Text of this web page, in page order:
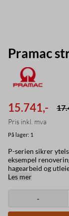
Pramac
15.741,-
Pris inkl. mva
På lager: 1
P-serien sikrer
eksempel
hagearbeid og utleiefirmaer. Kompakt og
forbedrer
smart elektronikk,
Frekvens: 50 Hz Spenning: 230V Fase: 1 Maks effekt: 3300 watt
Les mer
-